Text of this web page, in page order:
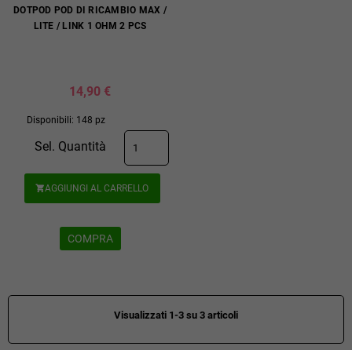
DOTPOD POD DI RICAMBIO MAX /
LITE / LINK 1 OHM 2 PCS
14,90 €
Disponibili: 148 pz
Sel. Quantità
AGGIUNGI AL CARRELLO
COMPRA
Visualizzati 1-3 su 3 articoli